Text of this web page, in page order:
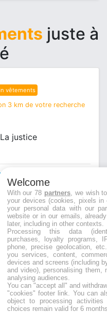
juste à
vêtements
3 km de votre recherche
justice
09 50
20 km de votre recherche
Welcome
With our 78 partners, we wish
your devices (cookies, pixels
your personal data with our
website or in our emails,
later, including in other contexts.
Processing this data
purchases, loyalty programs,
phone, precise geolocation,
you services, content,
devices and screens (including
and video), personalising them,
analysing audiences.
You can "accept all" and
"cookies" footer link . You can
object to processing
choices remain valid for 6